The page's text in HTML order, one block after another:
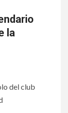
la
del club